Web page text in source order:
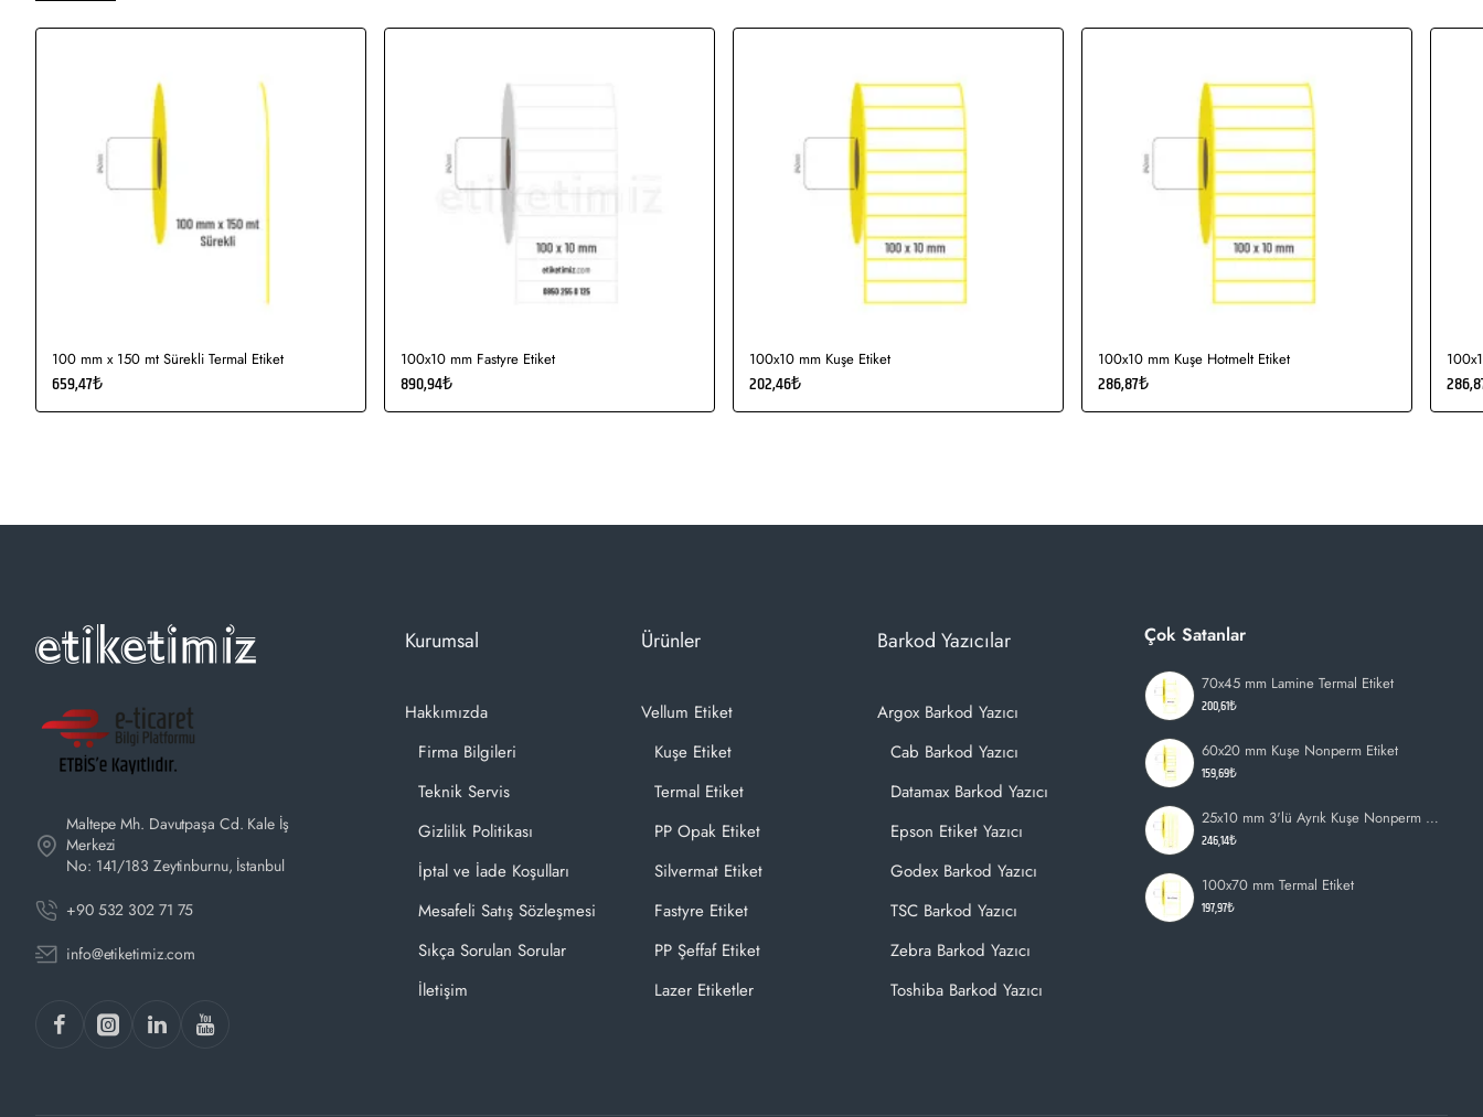
100 mm x 150 mt Sürekli Termal Etiket
659,47₺
100x10 mm Fastyre Etiket
890,94₺
100x10 mm Kuşe Etiket
202,46₺
100x10 mm Kuşe Hotmelt Etiket
286,87₺
Maltepe Mh. Davutpaşa Cd. Kale İş
Merkezi
No: 141/183 Zeytinburnu, İstanbul
+90 532 302 71 75
info@etiketimiz.com
Kurumsal
Hakkımızda
Firma Bilgileri
Teknik Servis
Gizlilik Politikası
İptal ve İade Koşulları
Mesafeli Satış Sözleşmesi
Sıkça Sorulan Sorular
İletişim
Ürünler
Vellum Etiket
Kuşe Etiket
Termal Etiket
PP Opak Etiket
Silvermat Etiket
Fastyre Etiket
PP Şeffaf Etiket
Lazer Etiketler
Barkod Yazıcılar
Argox Barkod Yazıcı
Cab Barkod Yazıcı
Datamax Barkod Yazıcı
Epson Etiket Yazıcı
Godex Barkod Yazıcı
TSC Barkod Yazıcı
Zebra Barkod Yazıcı
Toshiba Barkod Yazıcı
Çok Satanlar
70x45 mm Lamine Termal Etiket
200,61₺
60x20 mm Kuşe Nonperm Etiket
159,69₺
25x10 mm 3'lü Ayrık Kuşe Nonperm Etiket
246,14₺
100x70 mm Termal Etiket
197,97₺